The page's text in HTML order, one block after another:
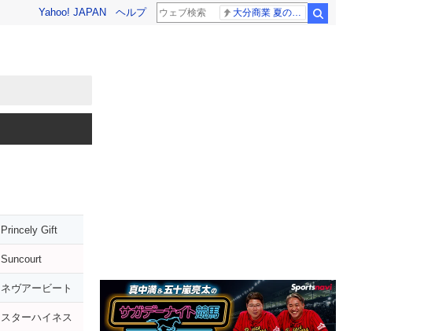
Yahoo! JAPAN ヘルプ
Princely Gift
Suncourt
ネヴアービート
スターハイネス